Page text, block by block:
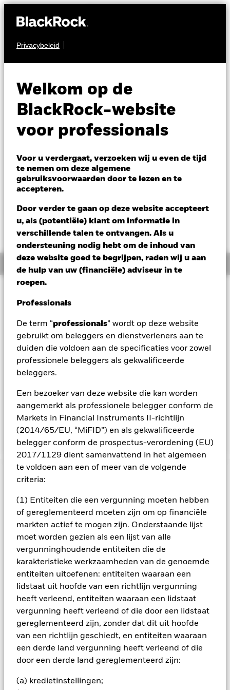
Privacybeleid
Welkom op de
BlackRock-website
voor professionals
Voor u verdergaat, verzoeken wij u even de tijd
te nemen om deze algemene
gebruiksvoorwaarden door te lezen en te
accepteren.
Door verder te gaan op deze website accepteert
u, als (potentiële) klant om informatie in
verschillende talen te ontvangen. Als u
ondersteuning nodig hebt om de inhoud van
deze website goed te begrijpen, raden wij u aan
de hulp van uw (financiële) adviseur in te
roepen.
Professionals
De term “professionals” wordt op deze website
gebruikt om beleggers en dienstverleners aan te
duiden die voldoen aan de specificaties voor zowel
professionele beleggers als gekwalificeerde
beleggers.
Een bezoeker van deze website die kan worden
aangemerkt als professionele belegger conform de
Markets in Financial Instruments II-richtlijn
(2014/65/EU, “MiFID”) en als gekwalificeerde
belegger conform de prospectus-verordening (EU)
2017/1129 dient samenvattend in het algemeen
te voldoen aan een of meer van de volgende
criteria:
(1) Entiteiten die een vergunning moeten hebben
of gereglementeerd moeten zijn om op financiële
markten actief te mogen zijn. Onderstaande lijst
moet worden gezien als een lijst van alle
vergunninghoudende entiteiten die de
karakteristieke werkzaamheden van de genoemde
entiteiten uitoefenen: entiteiten waaraan een
lidstaat uit hoofde van een richtlijn vergunning
heeft verleend, entiteiten waaraan een lidstaat
vergunning heeft verleend of die door een lidstaat
gereglementeerd zijn, zonder dat dit uit hoofde
van een richtlijn geschiedt, en entiteiten waaraan
een derde land vergunning heeft verleend of die
door een derde land gereglementeerd zijn:
(a) kredietinstellingen;
AANDELEN
Equity Fund
NAV per 06/aug/2026
EUR 27,10
Verandering NAV 1 dag per 06/aug/2026
EUR -0,29 (-1,06%)
Overzicht
Het Fonds streeft naar een maximaal rendement op uw
inkomsten uit de activa van het Fonds, op een wijze die in
overeenstemming is met de beginselen van beleggen
gericht op milieu, maatschappij en governance ('ESG'). Het
Fonds belegt ten minste 70% van zijn totale activa in
bedrijven die zijn gevestigd of voornamelijk economisch
beleid zoals uiteengezet in het prospectus. Raadpleeg voor
meer informatie het prospectus en de website van BlackRock
op https://www.blackrock.com/baselinescreens.
BELANGRIJKE GEGEVENS: Kapitaalrisico.
zijn niet gegarandeerd. Beleggers verliezen mogelijk hun
oorspronkelijke inleg.
De waarde van aandelen en aandelengerelateerde effecten
kan worden beïnvloed door dagelijkse schommelingen op de
aandelenmarkten. Tot de andere factoren die van invloed zijn,
belangrijke gebeurtenissen in de bedrijven. Het Fonds kan
Fondsen uitsluiten die niet zijn onderworpen aan
ESGgerelateerde vereisten. Beleggers dienen daarom
voorafgaand aan een belegging in het Fonds een
persoonlijke ethische afweging te maken over de ESG-
een negatief effect hebben op de waarde van de beleggingen
van het Fonds in vergelijking met een fonds zonder een
dergelijke screening.
Alle aandelenklassen met valutahedging van dit fonds
gebruik van derivaten voor een aandelenklasse kan een